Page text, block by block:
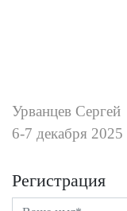
Урванцев Сергей
6-7 декабря 2025
Регистрация